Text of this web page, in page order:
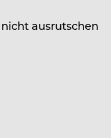
ausrutschen